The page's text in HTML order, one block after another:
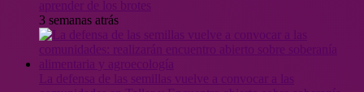
3 semanas atrás